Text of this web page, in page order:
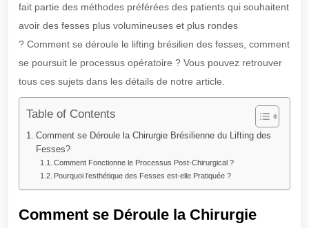
fait partie des méthodes préférées des patients qui souhaitent
avoir des fesses plus volumineuses et plus rondes
? Comment se déroule le lifting brésilien des fesses, comment
se poursuit le processus opératoire ? Vous pouvez retrouver
tous ces sujets dans les détails de notre article.
Table of Contents
Comment se Déroule la Chirurgie Brésilienne du Lifting des
Fesses?
Comment Fonctionne le Processus Post-Chirurgical ?
Pourquoi l’esthétique des Fesses est-elle Pratiquée ?
Comment se Déroule la Chirurgie